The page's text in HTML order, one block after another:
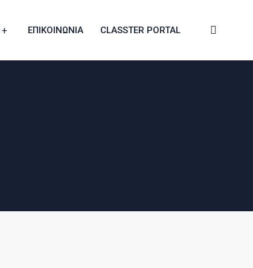
ΕΠΙΚΟΙΝΩΝΙΑ CLASSTER PORTAL